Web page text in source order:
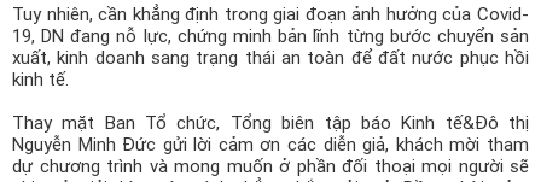
Tuy nhiên, cần khẳng định trong giai đoạn ảnh hưởng của Covid-
19, DN đang nỗ lực, chứng minh bản lĩnh từng bước chuyển sản
xuất, kinh doanh sang trạng thái an toàn để đất nước phục hồi
kinh tế.
Thay mặt Ban Tổ chức, Tổng biên tập báo Kinh tế&Đô thị
Nguyễn Minh Đức gửi lời cảm ơn các diễn giả, khách mời tham
dự chương trình và mong muốn ở phần đối thoại mọi người sẽ